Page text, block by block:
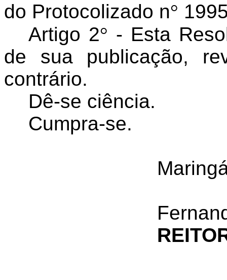
do Protocolizado n°
Artigo 2° - Esta
de sua publicação,
contrário.
Dê-se ciência.
Cumpra-se.